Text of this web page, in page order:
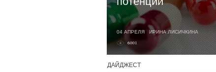
04 АПРЕЛЯ ИРИНА ЛИСИЧКИНА
6001
Дженерики – аналоги
средства
ДАЙДЖЕСТ